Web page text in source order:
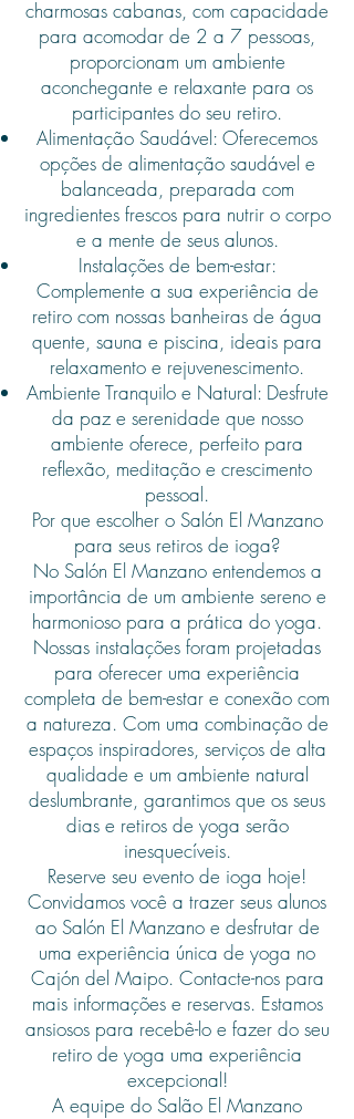
charmosas cabanas, com capacidade
para acomodar de 2 a 7 pessoas,
proporcionam um ambiente
aconchegante e relaxante para os
participantes do seu retiro.
Alimentação Saudável: Oferecemos
opções de alimentação saudável e
balanceada, preparada com
ingredientes frescos para nutrir o corpo
e a mente de seus alunos.
Instalações de bem-estar:
Complemente a sua experiência de
retiro com nossas banheiras de água
quente, sauna e piscina, ideais para
relaxamento e rejuvenescimento.
Ambiente Tranquilo e Natural: Desfrute
da paz e serenidade que nosso
ambiente oferece, perfeito para
reflexão, meditação e crescimento
pessoal.
Por que escolher o Salón El Manzano
para seus retiros de ioga?
No Salón El Manzano entendemos a
importância de um ambiente sereno e
harmonioso para a prática do yoga.
Nossas instalações foram projetadas
para oferecer uma experiência
completa de bem-estar e conexão com
a natureza. Com uma combinação de
espaços inspiradores, serviços de alta
qualidade e um ambiente natural
deslumbrante, garantimos que os seus
dias e retiros de yoga serão
inesquecíveis.
Reserve seu evento de ioga hoje!
Convidamos você a trazer seus alunos
ao Salón El Manzano e desfrutar de
uma experiência única de yoga no
Cajón del Maipo. Contacte-nos para
mais informações e reservas. Estamos
ansiosos para recebê-lo e fazer do seu
retiro de yoga uma experiência
excepcional!
A equipe do Salão El Manzano